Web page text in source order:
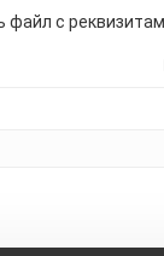
файл с